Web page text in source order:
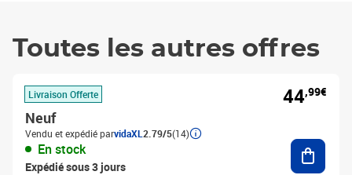
Toutes les autres offres
Livraison Offerte
Neuf
Vendu et expédié parvidaXL 2.79/5(14)
En stock
Expédié sous 3 jours
44,99€